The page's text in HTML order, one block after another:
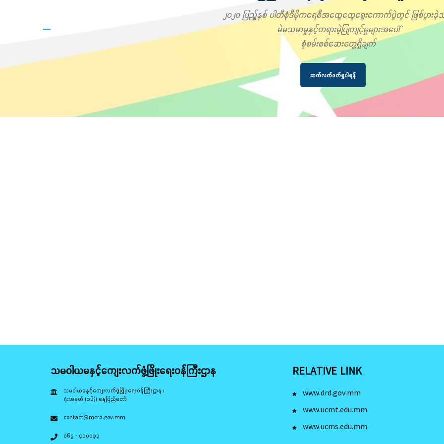
၂၀၂၀ ပြည့်နှစ် ပါတီစုံဒီမိုကရေစီအထွေထွေရွေးကောက်ပွဲတွင် ဖြစ်ပွား
မဲမသမာမှုနှင့်တရားမဲ့ပြုကျင့်မှုများအပေါ်
စုံစမ်းစစ်ဆေးတွေ့ရှိချက်
ဆက်လက်ဖတ်ရှုပါရန်
သမဝါယမနှင့်ကျေးလက်ဖွံ့ဖြိုးရေးဝန်ကြီးဌာန
သမဝါယမနှင့်ကျေးလက်ဖွံ့ဖြိုးရေးဝန်ကြီးဌာန ၊
ရုံးအမှတ် (၁၆)၊ နေပြည်တော်
contact@mcrd.gov.mm
၀၆၇ - ၄၁၀၀၃၃
RELATIVE LINK
www.drd.gov.mm
www.ucmt.edu.mm
www.ucms.edu.mm